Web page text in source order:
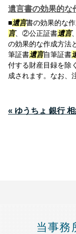
遺言書の効果的な
■遺言書の効果的な
言、②公正証書遺言
の効果的な作成方法
筆証書遺言自筆証書
付する財産目録を除
成されます。なお、
« ゆうちょ 銀行
当事務